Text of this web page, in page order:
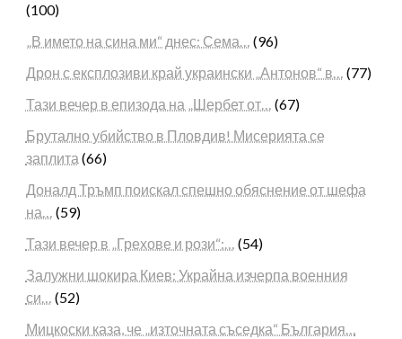
(100)
„В името на сина ми“ днес: Сема… (96)
Дрон с експлозиви край украински „Антонов“ в… (77)
Тази вечер в епизода на „Шербет от… (67)
Брутално убийство в Пловдив! Мисерията се
заплита (66)
Доналд Тръмп поискал спешно обяснение от шефа
на… (59)
Тази вечер в „Грехове и рози“:… (54)
Залужни шокира Киев: Украйна изчерпа военния
си… (52)
Мицкоски каза, че „източната съседка“ България…